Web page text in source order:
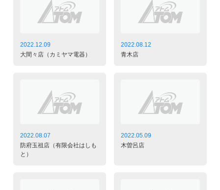
2022.12.09
大間々店（カミヤマ電器）
2022.08.12
青木店
2022.08.07
防府玉祖店（有限会社はしも
と）
2022.05.09
木曽呂店